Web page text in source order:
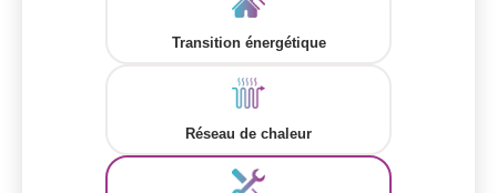
Transition énergétique
Réseau de chaleur